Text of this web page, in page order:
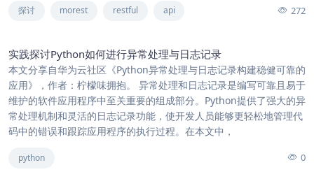
探讨 morest restful api 272
实践探讨Python如何进行异常处理与日志记录
本文分享自华为云社区《Python异常处理与日志记录构建稳健可靠的
应用》，作者：柠檬味拥抱。 异常处理和日志记录是编写可靠且易于
维护的软件应用程序中至关重要的组成部分。Python提供了强大的异
常处理机制和灵活的日志记录功能，使开发人员能够更轻松地管理代
码中的错误和跟踪应用程序的执行过程。在本文中，
python 0